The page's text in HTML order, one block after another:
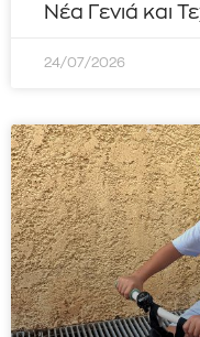
Νέα Γενιά και
24/07/2026